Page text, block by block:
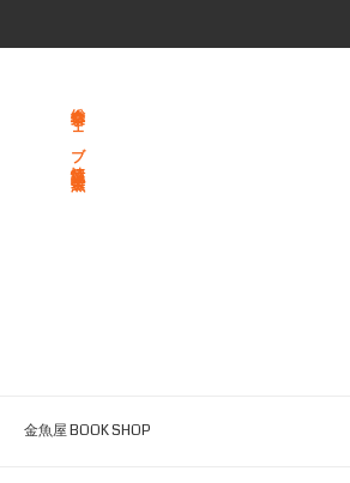
総合文学ウェブ情報誌 文学金魚
金魚屋 BOOK SHOP